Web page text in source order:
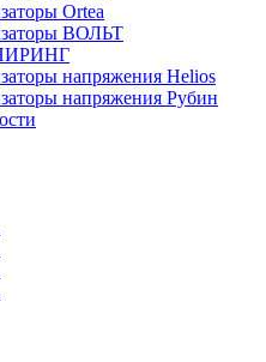
Ortea
ВОЛЬТ
напряжения Helios
напряжения Рубин